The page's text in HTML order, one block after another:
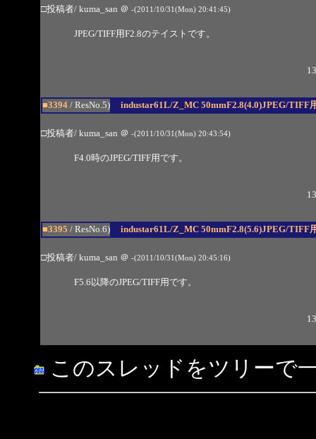
□投稿者/ kuma_san ＠ -(2011/10/31(Mon) 20:41:45)
JPEG/TIFF用F2.8のテイストです。
■3394/ ResNo.5) industar61L/Z_MC 50mmF2.8(4.0)JPEG/TIFF
□投稿者/ kuma_san ＠ -(2011/10/31(Mon) 20:43:54)
F4.0時のJPEG/TIFF用です。
■3395 / ResNo.6) industar61L/Z_MC 50mmF2.8(5.6)JPEG/TIFF
□投稿者/ kuma_san ＠ -(2011/10/31(Mon) 20:45:16)
F5.6以降のJPEG/TIFF用です。
このスレッドをツリーで